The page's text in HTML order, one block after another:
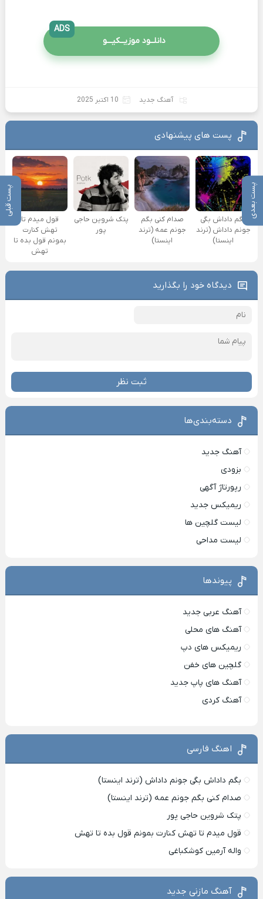
پست بعدی پست قبلی
دانلــود موزیــکیـــو
ADS
آهنگ جدید 10 اکتبر 2025
پست های پیشنهادی
بگم داداش بگی
جونم داداش (ترند
اینستا)
صدام کنی بگم
جونم عمه (ترند
اینستا)
پتک شروین حاجی
پور
قول میدم تا
تهش کنارت
بمونم قول بده تا
تهش
دیدگاه خود را بگذارید
ثبت نظر
دسته‌بندی‌ها
آهنگ جدید
بزودی
رپورتاژ آگهی
ریمیکس جدید
لیست گلچین ها
لیست مداحی
پیوندها
آهنگ عربی جدید
آهنگ های محلی
ریمیکس های دپ
گلچین های خفن
آهنگ های پاپ جدید
آهنگ کردی
اهنگ فارسی
بگم داداش بگی جونم داداش (ترند اینستا)
صدام کنی بگم جونم عمه (ترند اینستا)
پتک شروین حاجی پور
قول میدم تا تهش کنارت بمونم قول بده تا تهش
واله آرمین کوشکباغی
آهنگ مازنی جدید